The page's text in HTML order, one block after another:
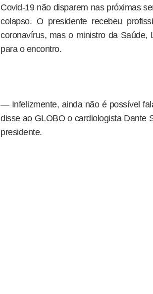
Covid-19 não disparem nas próximas
colapso. O presidente recebeu
coronavírus, mas o ministro da Saúde,
para o encontro.
— Infelizmente, ainda não é possível
disse ao GLOBO o cardiologista Dante
presidente.